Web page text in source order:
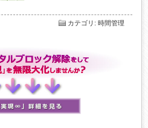
カテゴリ : 時間管理